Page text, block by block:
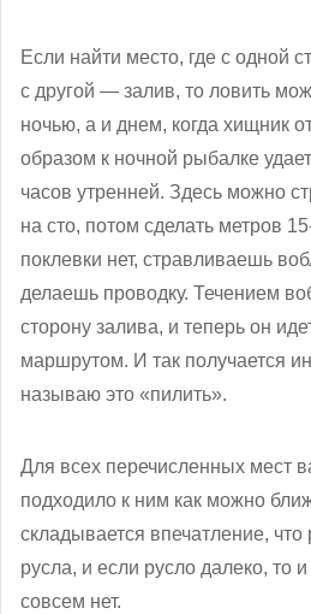
Если найти место, где с одной
с другой — залив, то ловить
ночью, а и днем, когда хищник
образом к ночной рыбалке
часов утренней. Здесь можно
на сто, потом сделать метров
поклевки нет, стравливаешь
делаешь проводку. Течением
сторону залива, и теперь он
маршрутом. И так получается
называю это «пилить».
Для всех перечисленных мест
подходило к ним как можно
складывается впечатление,
русла, и если русло далеко, то
совсем нет.